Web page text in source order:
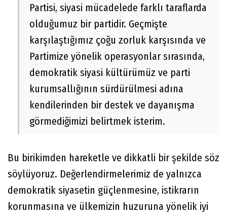
Partisi, siyasi mücadelede farklı taraflarda
olduğumuz bir partidir. Geçmişte
karşılaştığımız çoğu zorluk karşısında ve
Partimize yönelik operasyonlar sırasında,
demokratik siyasi kültürümüz ve parti
kurumsallığının sürdürülmesi adına
kendilerinden bir destek ve dayanışma
görmediğimizi belirtmek isterim.
Bu birikimden hareketle ve dikkatli bir şekilde söz
söylüyoruz. Değerlendirmelerimiz de yalnızca
demokratik siyasetin güçlenmesine, istikrarın
korunmasına ve ülkemizin huzuruna yönelik iyi